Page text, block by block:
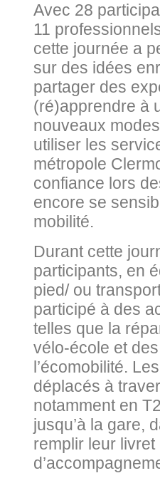
Avec 28
11
cette journée a
sur des idées
partager des
(ré)apprendre à
nouveaux
utiliser les
métropole
confiance lors
encore se
mobilité.
Durant cette
participants, en
pied/ ou
participé à des
telles que la
vélo-école et
l’écomobilité.
déplacés à
notamment en
jusqu’à la gare,
remplir leur livret